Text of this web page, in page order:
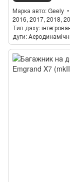
Марка авто Geely
2016, 2017, 2018,
Тип даху
дуги